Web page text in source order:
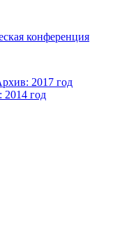
конференция
2017 год
2014 год